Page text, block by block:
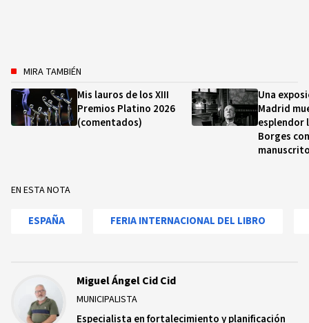
MIRA TAMBIÉN
Mis lauros de los XIII
Premios Platino 2026
(comentados)
Una
Madrid
Borges
EN ESTA NOTA
ESPAÑA FERIA INTERNACIONAL DEL LIBRO
Miguel Ángel Cid Cid
MUNICIPALISTA
Especialista en fortalecimiento y planificación